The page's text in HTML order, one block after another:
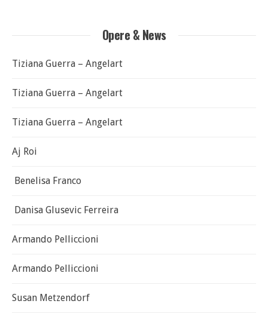
Opere & News
Tiziana Guerra – Angelart
Tiziana Guerra – Angelart
Tiziana Guerra – Angelart
Aj Roi
Benelisa Franco
Danisa Glusevic Ferreira
Armando Pelliccioni
Armando Pelliccioni
Susan Metzendorf